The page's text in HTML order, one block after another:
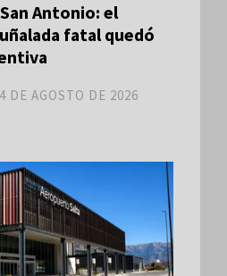
Antonio: el
fatal quedó
DE AGOSTO DE 2026